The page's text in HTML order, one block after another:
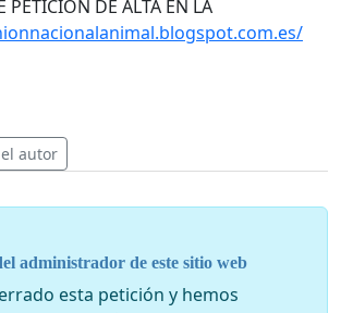
PETICION DE ALTA EN LA
autor
administrador de este sitio web
esta petición y hemos